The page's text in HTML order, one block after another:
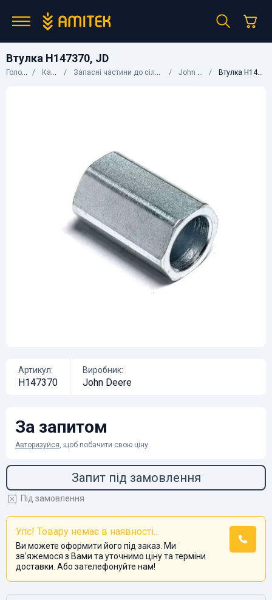
Втулка H147370, JD
Головна Каталог Запасні частини до сільгосптехніки John Deere Втулка H147370, JD
Артикул:
H147370
Виробник:
John Deere
За запитом
Авторизуйся, щоб побачити свою ціну
Запит під замовлення
Під замовлення
Упс! Товару немає в наявності...
Ви можете оформити його під заказ. Ми
звʼяжемося з Вами та уточнимо ціну та терміни
доставки. Або зателефонуйте нам!